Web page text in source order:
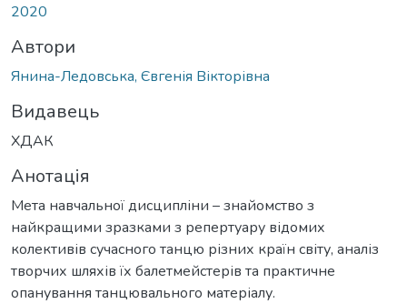
2020
Автори
Янина-Ледовська, Євгенія Вікторівна
Видавець
ХДАК
Анотація
Мета навчальної дисципліни – знайомство з
найкращими зразками з репертуару відомих
колективів сучасного танцю різних країн світу, аналіз
творчих шляхів їх балетмейстерів та практичне
опанування танцювального матеріалу.